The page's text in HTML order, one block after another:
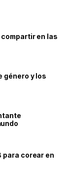
compartir en las
género y los
para corear en